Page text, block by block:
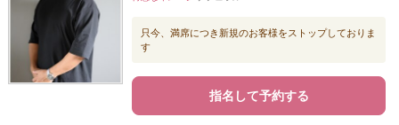
只今、満席につき新規のお客様をストップしておりま
す
指名して予約する